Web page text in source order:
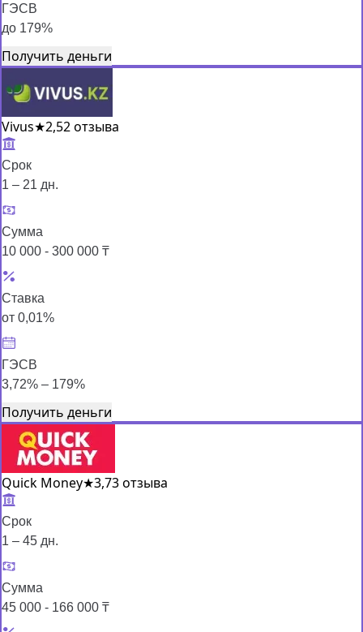
ГЭСВ
до 179%
Получить деньги
Vivus★2,52 отзыва
Срок
1 – 21 дн.
Сумма
10 000 - 300 000 ₸
Ставка
от 0,01%
ГЭСВ
3,72% – 179%
Получить деньги
Quick Money★3,73 отзыва
Срок
1 – 45 дн.
Сумма
45 000 - 166 000 ₸